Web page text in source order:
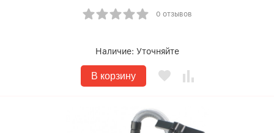
0 отзывов
Наличие: Уточняйте
В корзину